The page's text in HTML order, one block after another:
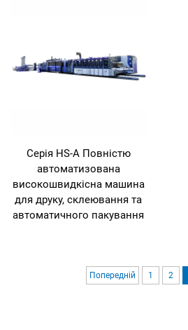
Серія HS-A Повністю
автоматизована
високошвидкісна машина
для друку, склеювання та
автоматичного пакування
Попередній 1 2